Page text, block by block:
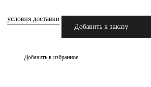
условия доставки
Добавить к заказу
Добавить в избранное